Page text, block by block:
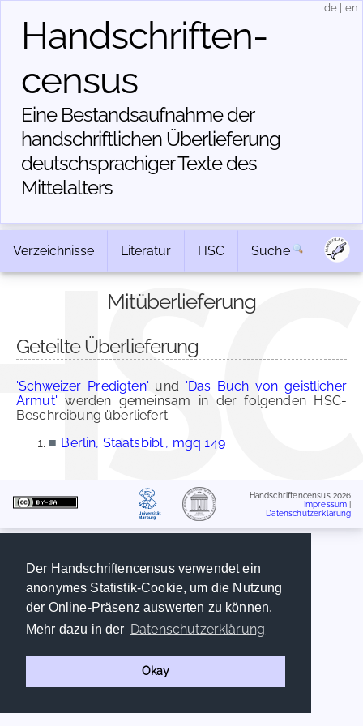
Der Handschriftencensus verwendet ein
anonymes Statistik-Cookie, um die Nutzung
der Online-Präsenz auswerten zu können.
Mehr dazu in der Datenschutzerklärung
Okay
Handschriften­
census
Eine Bestandsaufnahme der
handschriftlichen Über­lieferung
deutschsprachiger Texte des
Mittelalters
de en
Verzeichnisse Literatur HSC Suche
Mitüberlieferung
Geteilte Überlieferung
'Schweizer Predigten' und 'Das Buch von geistlicher
Armut' werden gemeinsam in der folgenden HSC-
Beschreibung überliefert:
■ Berlin, Staatsbibl., mgq 149
Handschriftencensus 2026
Impressum
Datenschutzerklärung